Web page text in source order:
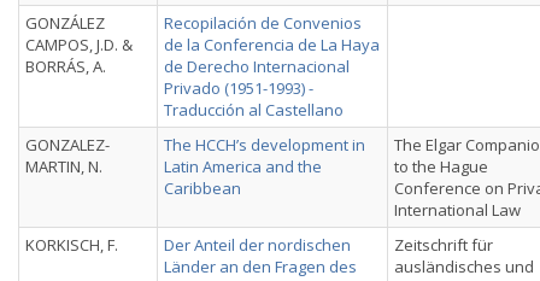
GONZÁLEZ
CAMPOS, J.D. &
BORRÁS, A.
Recopilación de Convenios
de la Conferencia de La Haya
de Derecho Internacional
Privado (1951-1993) -
Traducción al Castellano
GONZALEZ-
MARTIN, N.
The HCCH’s development in
Latin America and the
Caribbean
The Elgar
to the Hague
Conference on
International Law
KORKISCH, F.
Der Anteil der nordischen
Länder an den Fragen des
Zeitschrift für
ausländisches und